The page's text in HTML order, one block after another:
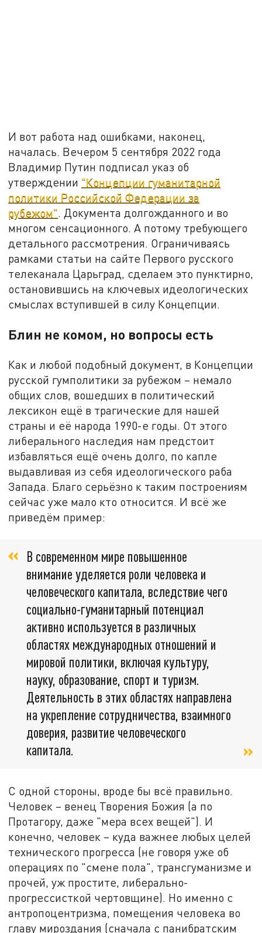
И вот работа над ошибками, наконец,
началась. Вечером 5 сентября 2022 года
Владимир Путин подписал указ об
утверждении "Концепции гуманитарной
политики Российской Федерации за
рубежом" . Документа долгожданного и во
многом сенсационного. А потому требующего
детального рассмотрения. Ограничиваясь
рамками статьи на сайте Первого русского
телеканала Царьград, сделаем это пунктирно,
остановившись на ключевых идеологических
смыслах вступившей в силу Концепции.
Блин не комом, но вопросы есть
Как и любой подобный документ, в Концепции
русской гумполитики за рубежом – немало
общих слов, вошедших в политический
лексикон ещё в трагические для нашей
страны и её народа 1990-е годы. От этого
либерального наследия нам предстоит
избавляться ещё очень долго, по капле
выдавливая из себя идеологического раба
Запада. Благо серьёзно к таким построениям
сейчас уже мало кто относится. И всё же
приведём пример:
В современном мире повышенное
внимание уделяется роли человека и
человеческого капитала, вследствие чего
социально-гуманитарный потенциал
активно используется в различных
областях международных отношений и
мировой политики, включая культуру,
науку, образование, спорт и туризм.
Деятельность в этих областях направлена
на укрепление сотрудничества, взаимного
доверия, развитие человеческого
капитала.
С одной стороны, вроде бы всё правильно.
Человек – венец Творения Божия (а по
Протагору, даже "мера всех вещей"). И
конечно, человек – куда важнее любых целей
технического прогресса (не говоря уже об
операциях по "смене пола", трансгуманизме и
прочей, уж простите, либерально-
прогрессисткой чертовщине). Но именно с
антропоцентризма, помещения человека во
главу мироздания (сначала с панибратским